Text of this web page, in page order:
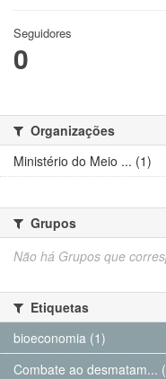
Seguidores
0
Organizações
Ministério do Meio ... (1)
Grupos
Não há Grupos que
Etiquetas
bioeconomia (1)
Combate ao desmatam...